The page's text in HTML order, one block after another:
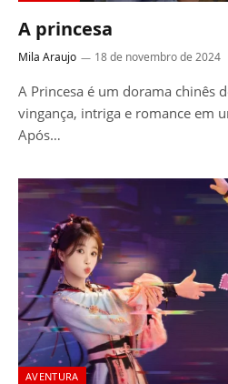
A princesa
Mila Araujo 18 de novembro de 2024
A Princesa é um dorama chinês
vingança, intriga e romance em
Após…
AVENTURA